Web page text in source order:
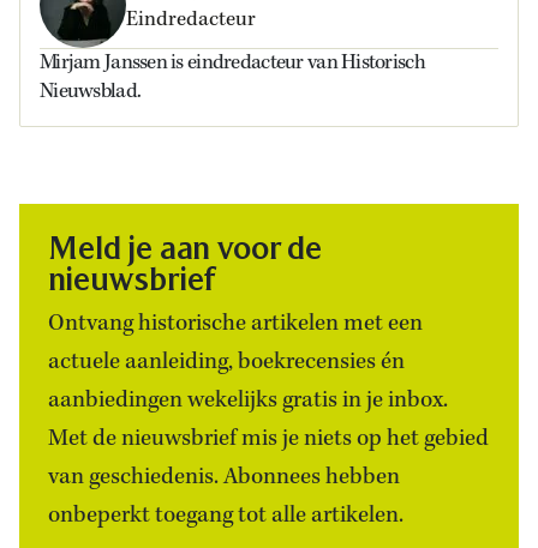
Eindredacteur
Mirjam Janssen is eindredacteur van Historisch
Nieuwsblad.
Meld je aan voor de
nieuwsbrief
Ontvang historische artikelen met een
actuele aanleiding, boekrecensies én
aanbiedingen wekelijks gratis in je inbox.
Met de nieuwsbrief mis je niets op het gebied
van geschiedenis. Abonnees hebben
onbeperkt toegang tot alle artikelen.